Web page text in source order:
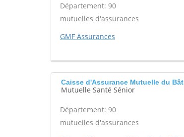
Département: 90
mutuelles d'assurances
GMF Assurances
Caisse d'Assurance Mutuelle du
Mutuelle Santé Sénior
Département: 90
mutuelles d'assurances